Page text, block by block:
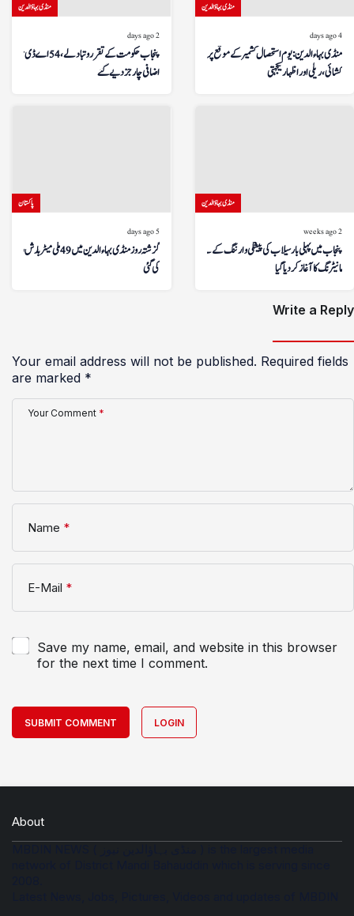
منڈی بہاؤالدین
2 days ago
پنجاب حکومت کے تقرر و تبادلے، 54 اے ڈی سیز کو
اضافی چارجز دیے گئے
منڈی بہاؤالدین
4 days ago
منڈی بہاءالدین: یوم استحصال کشمیر کے موقع پر پرچم
کشائی، ریلی اور اظہار یکجہتی
پاکستان
5 days ago
گزشتہ روز منڈی بہاءالدین میں 49 ملی میٹر بارش ریکارڈ
کی گئی
منڈی بہاؤالدین
2 weeks ago
پنجاب میں پہلی بار سیلاب کی پیشگی وارننگ کے لیے ڈرون
مانیٹرنگ کا آغاز کر دیا گیا
Write a Reply
Your email address will not be published. Required fields
are marked *
Your Comment *
Name *
E-Mail *
Save my name, email, and website in this browser
for the next time I comment.
SUBMIT COMMENT LOGIN
About